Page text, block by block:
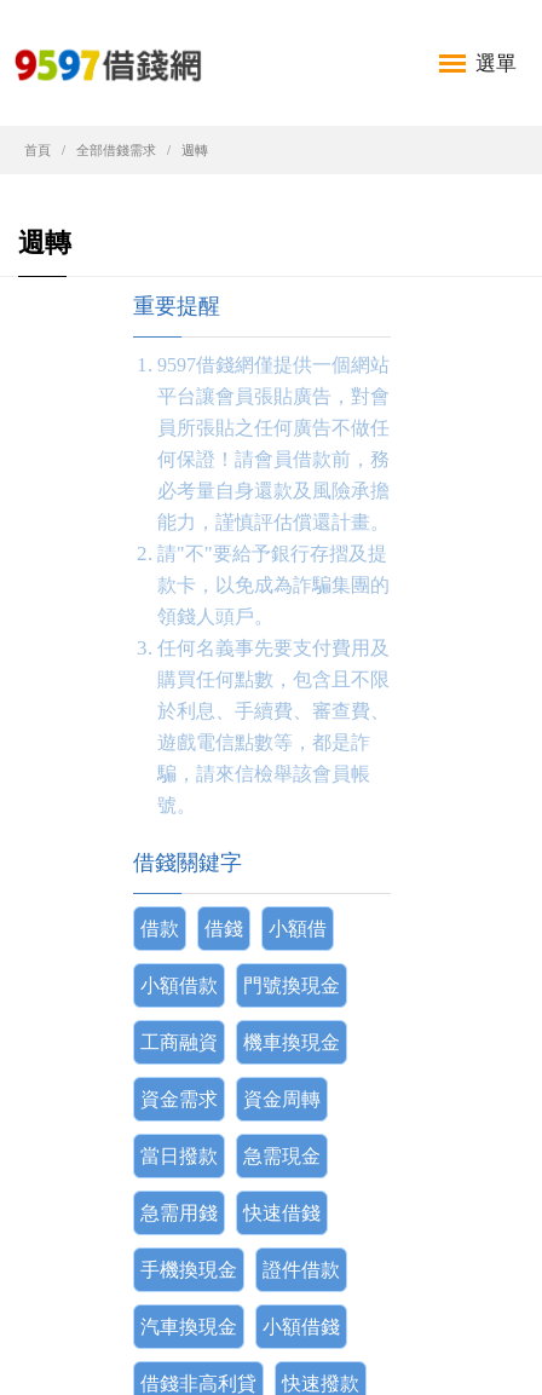
選單
首頁 全部借錢需求 週轉
週轉
重要提醒
9597借錢網僅提供一個網站
平台讓會員張貼廣告，對會
員所張貼之任何廣告不做任
何保證！請會員借款前，務
必考量自身還款及風險承擔
能力，謹慎評估償還計畫。
請"不"要給予銀行存摺及提
款卡，以免成為詐騙集團的
領錢人頭戶。
任何名義事先要支付費用及
購買任何點數，包含且不限
於利息、手續費、審查費、
遊戲電信點數等，都是詐
騙，請來信檢舉該會員帳
號。
借錢關鍵字
借款 借錢 小額借
小額借款 門號換現金
工商融資 機車換現金
資金需求 資金周轉
當日撥款 急需現金
急需用錢 快速借錢
手機換現金 證件借款
汽車換現金 小額借錢
借錢非高利貸 快速撥款